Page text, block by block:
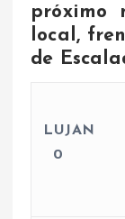
próximo
local,
de
LUJAN
0